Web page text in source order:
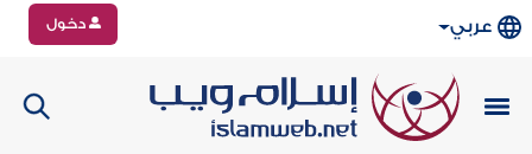
عربي دخول